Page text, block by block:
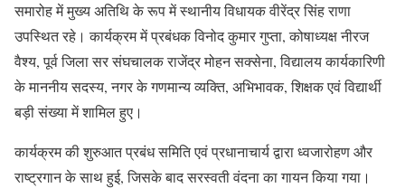
समारोह में मुख्य अतिथि के रूप में स्थानीय विधायक वीरेंद्र सिंह राणा
उपस्थित रहे। कार्यक्रम में प्रबंधक विनोद कुमार गुप्ता, कोषाध्यक्ष नीरज
वैश्य, पूर्व जिला सर संघचालक राजेंद्र मोहन सक्सेना, विद्यालय कार्यकारिणी
के माननीय सदस्य, नगर के गणमान्य व्यक्ति, अभिभावक, शिक्षक एवं विद्यार्थी
बड़ी संख्या में शामिल हुए।
कार्यक्रम की शुरुआतप्रबंध समिति एवं प्रधानाचार्य द्वारा ध्वजारोहण और
राष्ट्रगान के साथ हुई, जिसके बाद सरस्वती वंदना का गायन किया गया।